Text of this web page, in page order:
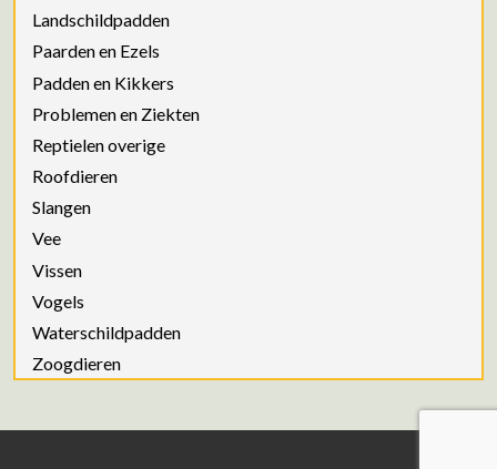
Landschildpadden
Paarden en Ezels
Padden en Kikkers
Problemen en Ziekten
Reptielen overige
Roofdieren
Slangen
Vee
Vissen
Vogels
Waterschildpadden
Zoogdieren